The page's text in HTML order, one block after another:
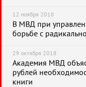
12 ноября 2018
В МВД при
борьбе с
29 октября 2018
Академия МВД
рублей
книги